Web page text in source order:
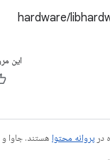
hardware/
این
در پروانه محتوا هستند. جاوا و OpenJDK علامت‌های تجاری یا علامت‌های تجاری ثبت‌شده Oracle و/یا وابسته‌های آن هستند.